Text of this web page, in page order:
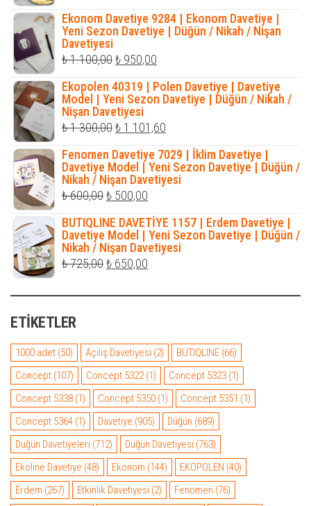
fiyat:
₺ 1.400,00.
andaki
fiyat:
Ekonom Davetiye 9284 | Ekonom Davetiye |
Yeni Sezon Davetiye | Düğün / Nikah / Nişan
Davetiyesi
₺1.100,00Orijinal
fiyat:
₺ 1.100,00.
₺ 950,00
andaki
fiyat:
Ekopolen 40319 | Polen Davetiye | Davetiye
Model | Yeni Sezon Davetiye | Düğün / Nikah /
Nişan Davetiyesi
₺1.300,00Orijinal
fiyat:
₺ 1.300,00.
₺ 1.101,60
andaki
fiyat:
₺ 1.101,60.
Fenomen Davetiye 7029 | İklim Davetiye |
Davetiye Model | Yeni Sezon Davetiye | Düğün /
Nikah / Nişan Davetiyesi
₺600,00Orijinal
fiyat:
₺ 600,00.
₺ 500,00
andaki
fiyat:
₺ 500,00.
BUTIQLINE DAVETİYE 1157 | Erdem Davetiye |
Davetiye Model | Yeni Sezon Davetiye | Düğün /
Nikah / Nişan Davetiyesi
₺725,00Orijinal
₺ 650,00
ETIKETLER
1000 adet (50) Açılış Davetiyesi (2) BUTIQLINE (66)
Concept (107) Concept 5322(1) Concept 5323 (1)
Concept 5338 (1) Concept 5350 (1) Concept 5351 (1)
Concept 5364 (1) Davetiye (905) Düğün (689)
Düğün Davetiyeleri (712) Düğün Davetiyesi (763)
Ekoline Davetiye (48) Ekonom (144) EKOPOLEN (40)
Erdem (267) Etkinlik Davetiyesi (2) Fenomen (76)